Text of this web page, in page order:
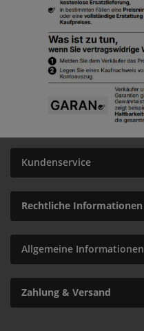
Kundenservice
Rechtliche Informationen
Allgemeine Informationen
Zahlung & Versand